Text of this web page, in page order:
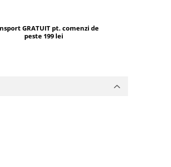
GRATUIT pt. comenzi de
peste 199 lei